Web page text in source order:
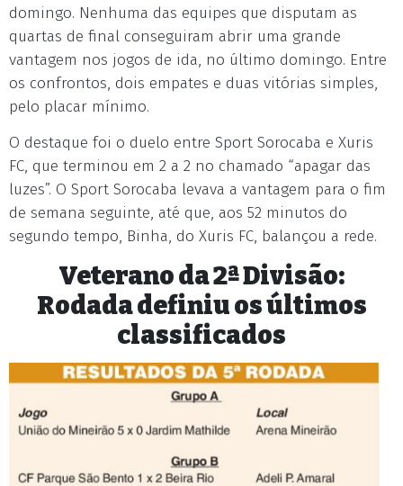
domingo. Nenhuma das equipes que disputam as
quartas de final conseguiram abrir uma grande
vantagem nos jogos de ida, no último domingo. Entre
os confrontos, dois empates e duas vitórias simples,
pelo placar mínimo.
O destaque foi o duelo entre Sport Sorocaba e Xuris
FC, que terminou em 2 a 2 no chamado “apagar das
luzes”. O Sport Sorocaba levava a vantagem para o fim
de semana seguinte, até que, aos 52 minutos do
segundo tempo, Binha, do Xuris FC, balançou a rede.
Veterano da 2ª Divisão:
Rodada definiu os últimos
classificados